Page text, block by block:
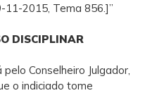
11-2015, Tema 856.]”
DISCIPLINAR
Conselheiro Julgador,
o indiciado tome